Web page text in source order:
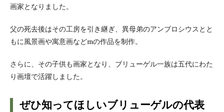
画家となりました。
父の死去後はその工房を引き継ぎ、異母弟のアンブロシウスとと
もに風景画や寓意画などmの作品を制作。
さらに、その子供も画家となり、ブリューゲル一族は五代にわた
り画壇で活躍しました。
ぜひ知ってほしいブリューゲルの代表